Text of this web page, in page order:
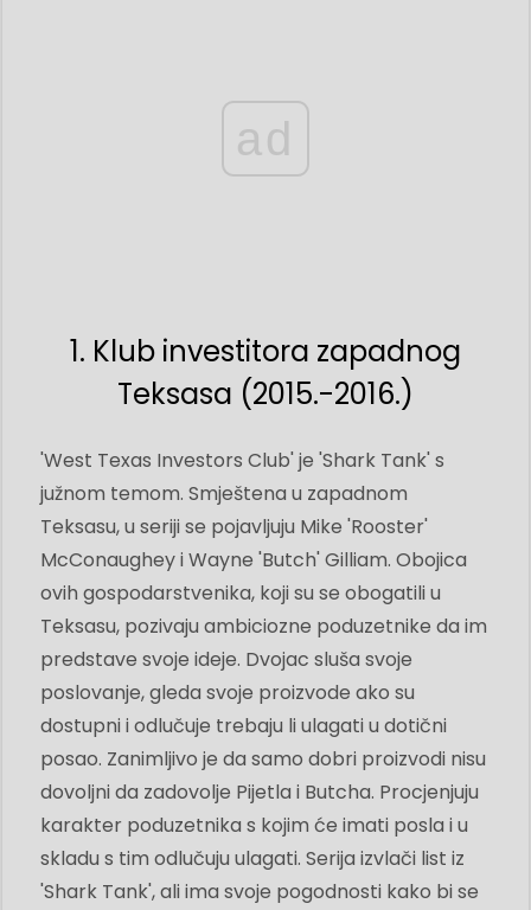
ad
1. Klub investitora zapadnog
Teksasa (2015.-2016.)
'West Texas Investors Club' je 'Shark Tank' s
južnom temom. Smještena u zapadnom
Teksasu, u seriji se pojavljuju Mike 'Rooster'
McConaughey i Wayne 'Butch' Gilliam. Obojica
ovih gospodarstvenika, koji su se obogatili u
Teksasu, pozivaju ambiciozne poduzetnike da im
predstave svoje ideje. Dvojac sluša svoje
poslovanje, gleda svoje proizvode ako su
dostupni i odlučuje trebaju li ulagati u dotični
posao. Zanimljivo je da samo dobri proizvodi nisu
dovoljni da zadovolje Pijetla i Butcha. Procjenjuju
karakter poduzetnika s kojim će imati posla i u
skladu s tim odlučuju ulagati. Serija izvlači list iz
'Shark Tank', ali ima svoje pogodnosti kako bi se